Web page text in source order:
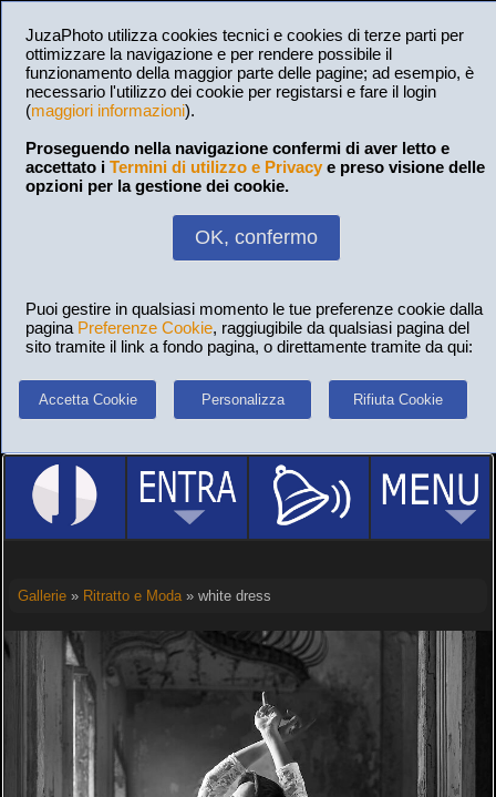
JuzaPhoto utilizza cookies tecnici e cookies di terze parti per
ottimizzare la navigazione e per rendere possibile il
funzionamento della maggior parte delle pagine; ad esempio, è
necessario l'utilizzo dei cookie per registarsi e fare il login
(maggiori informazioni).
Proseguendo nella navigazione confermi di aver letto e
accettato i Termini di utilizzo e Privacy e preso visione delle
opzioni per la gestione dei cookie.
OK, confermo
Puoi gestire in qualsiasi momento le tue preferenze cookie dalla
pagina Preferenze Cookie, raggiugibile da qualsiasi pagina del
sito tramite il link a fondo pagina, o direttamente tramite da qui:
Accetta Cookie Personalizza Rifiuta Cookie
Gallerie» Ritratto e Moda» white dress